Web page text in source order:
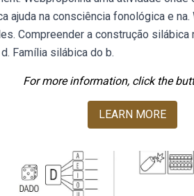
ajuda na consciência fonológica e
Compreender a construção
Família silábica do b.
For more information, click the
LEARN MORE